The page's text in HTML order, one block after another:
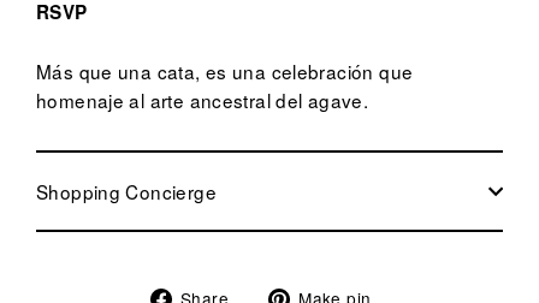
RSVP
Más que una cata, es una celebración que
homenaje al arte ancestral del agave.
Shopping Concierge
Share